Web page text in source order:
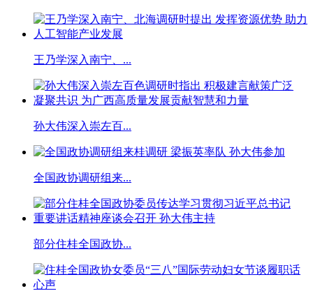
王乃学深入南宁、...
孙大伟深入崇左百...
全国政协调研组来...
部分住桂全国政协...